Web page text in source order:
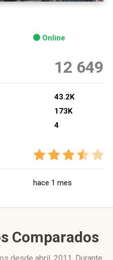
Online
12 649
43.2K
173K
4
hace 1 mes
Comparados